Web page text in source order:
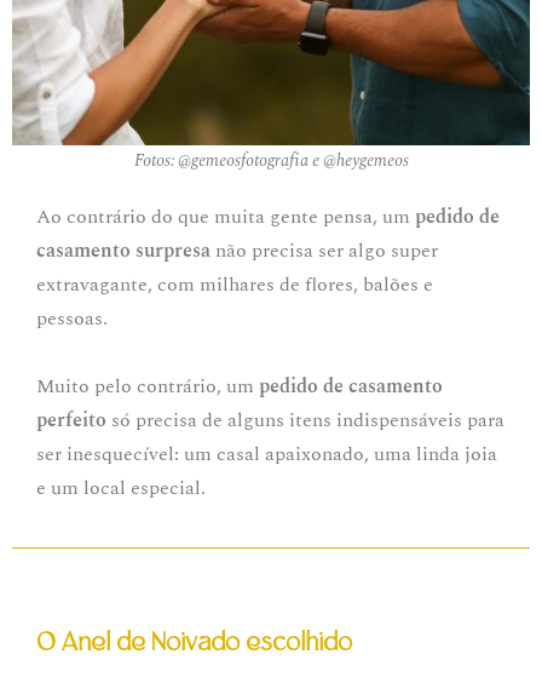
Fotos: @gemeosfotografia e @heygemeos
Ao contrário do que muita gente pensa, um pedido de
casamento surpresa não precisa ser algo super
extravagante, com milhares de flores, balões e
pessoas.
Muito pelo contrário, um pedido de casamento
perfeito só precisa de alguns itens indispensáveis para
ser inesquecível: um casal apaixonado, uma linda joia
e um local especial.
O Anel de Noivado escolhido